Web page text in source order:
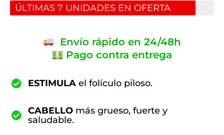
ÚLTIMAS 7 UNIDADES EN OFERTA
Envío rápido en 24/48h
Pago contra entrega
ESTIMULA el folículo piloso.
CABELLO más grueso, fuerte y
saludable.